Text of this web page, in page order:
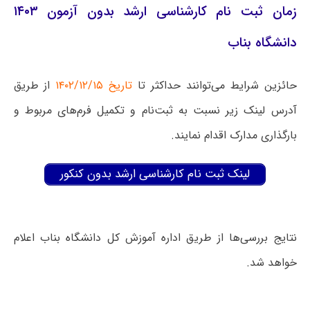
زمان ثبت نام کارشناسی ارشد بدون آزمون ۱۴۰۳
دانشگاه بناب
حائزین شرایط می‌توانند حداکثر تا تاریخ ۱۴۰۲/۱۲/۱۵
از طریق
آدرس لینک زیر نسبت به ثبت‌نام و تکمیل فرم‌های مربوط و
بارگذاری مدارک اقدام نمایند.
لینک ثبت نام کارشناسی ارشد بدون کنکور
نتایج بررسی‌ها از طریق اداره آموزش کل دانشگاه بناب اعلام
خواهد شد.